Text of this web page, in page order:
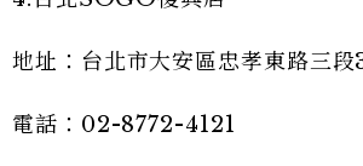
地址：台北市大安區忠孝東路三
電話：02-8772-4121